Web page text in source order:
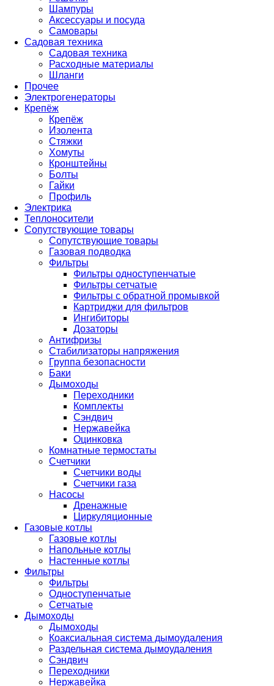
Шампуры
Аксессуары и посуда
Самовары
Садовая техника
Садовая техника
Расходные материалы
Шланги
Прочее
Электрогенераторы
Крепёж
Крепёж
Изолента
Стяжки
Хомуты
Кронштейны
Болты
Гайки
Профиль
Электрика
Теплоносители
Сопутствующие товары
Сопутствующие товары
Газовая подводка
Фильтры
Фильтры одноступенчатые
Фильтры сетчатые
Фильтры с обратной промывкой
Картриджи для фильтров
Ингибиторы
Дозаторы
Антифризы
Стабилизаторы напряжения
Группа безопасности
Баки
Дымоходы
Переходники
Комплекты
Сэндвич
Нержавейка
Оцинковка
Комнатные термостаты
Счетчики
Счетчики воды
Счетчики газа
Насосы
Дренажные
Циркуляционные
Газовые котлы
Газовые котлы
Напольные котлы
Настенные котлы
Фильтры
Фильтры
Одноступенчатые
Сетчатые
Дымоходы
Дымоходы
Коаксиальная система дымоудаления
Раздельная система дымоудаления
Сэндвич
Переходники
Нержавейка